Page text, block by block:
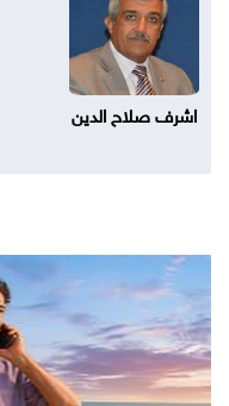
اشرف صلاح الدين